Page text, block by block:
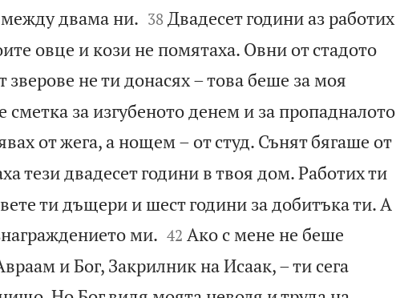
между двама ни.
38 Двадесет години аз работих
овце и кози не помятаха. Овни от стадото
зверове не ти донасях – това беше за моя
за изгубеното денем и за пропадналото
от жега, а нощем – от студ. Сънят бягаше от
тези двадесет години в твоя дом. Работих ти
ти дъщери и шест години за добитъка ти. А
ми.
42 Ако с мене не беше
и Бог, Закрилник на Исаак, – ти сега